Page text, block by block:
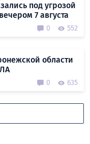
под угрозой
7 августа
0 552
области
0 635